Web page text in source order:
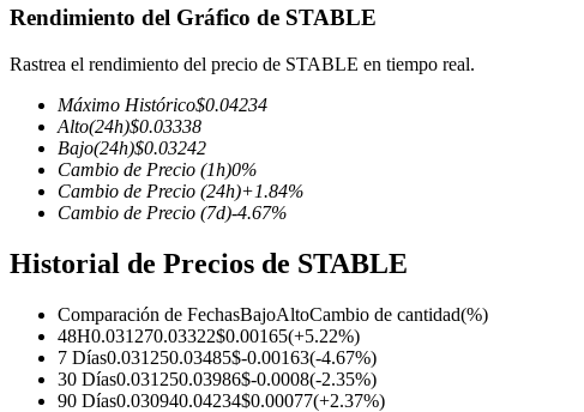
Futuros COIN-M
Futuros de criptomonedas
TradFi
Derivados de acciones, divisas, metales preciosos y materias primas
Rendimiento del Gráfico de STABLE
Rastrea el rendimiento del precio de STABLE en tiempo real.
Máximo Histórico$0.04234
Alto(24h)$0.03338
Bajo(24h)$0.03242
Cambio de Precio (1h)0%
Cambio de Precio (24h)+1.84%
Cambio de Precio (7d)-4.67%
Historial de Precios de STABLE
Comparación de FechasBajoAltoCambio de cantidad(%)
48H0.031270.03322$0.00165(+5.22%)
7 Días0.031250.03485$-0.00163(-4.67%)
30 Días0.031250.03986$-0.0008(-2.35%)
90 Días0.030940.04234$0.00077(+2.37%)